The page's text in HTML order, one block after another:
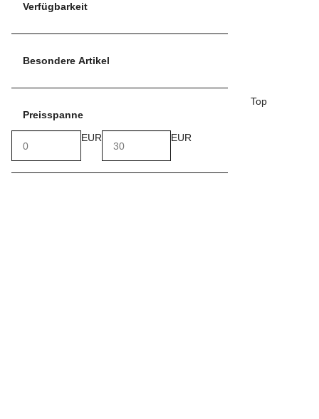
Top
Verfügbarkeit
Besondere Artikel
Preisspanne
EUR
EUR